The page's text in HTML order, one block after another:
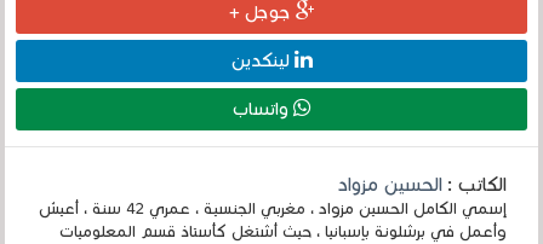
جوجل +
لينكدين
واتساب
الكاتب :الحسين مزواد
إسمي الكامل الحسين مزواد ، مغربي الجنسية ، عمري 42 سنة ، أعيش
وأعمل في برشلونة بإسبانيا ، حيث أشتغل كأستاذ قسم المعلوميات